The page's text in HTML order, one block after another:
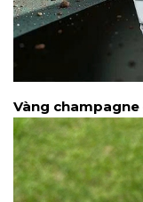
Vàng